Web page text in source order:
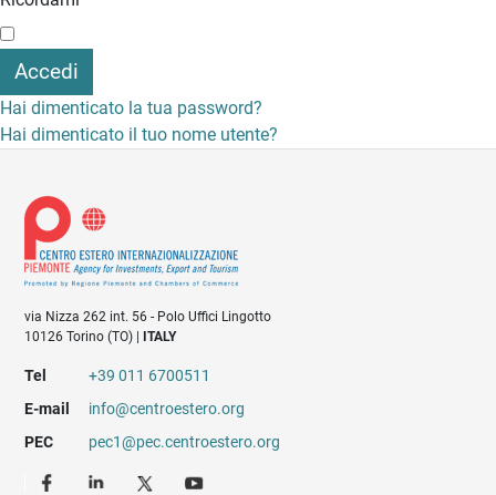
Accedi
Hai dimenticato la tua password?
Hai dimenticato il tuo nome utente?
via Nizza 262 int. 56 - Polo Uffici Lingotto
10126 Torino (TO) |
ITALY
Tel
+39 011 6700511
E-mail
info@centroestero.org
PEC
pec1@pec.centroestero.org